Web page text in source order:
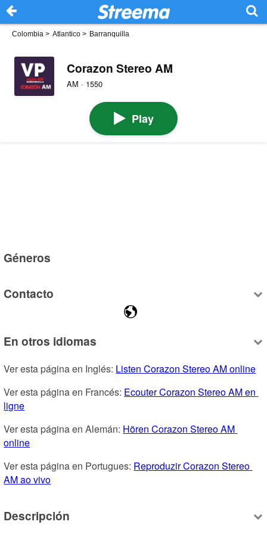
Colombia > Atlantico > Barranquilla
Corazon Stereo AM
AM · 1550
Play
Géneros
Contacto
En otros idiomas
Ver esta página en Inglés: Listen Corazon Stereo AM online
Ver esta página en Francés: Ecouter Corazon Stereo AM en
ligne
Ver esta página en Alemán: Hören Corazon Stereo AM
online
Ver esta página en Portugues: Reproduzir Corazon Stereo
AM ao vivo
Descripción